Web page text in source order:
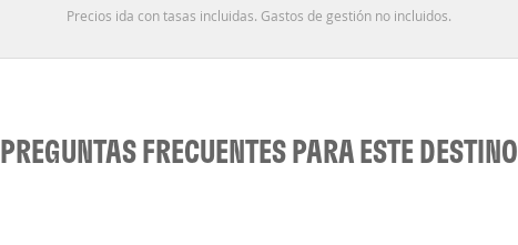
Precios ida con tasas incluidas. Gastos de gestión no incluidos.
PREGUNTAS FRECUENTES PARA ESTE DESTINO